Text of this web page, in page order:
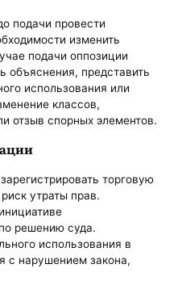
подачи провести
изменить
подачи оппозиции
объяснения, представить
использования или
классов,
отзыв спорных элементов.
торговую
утраты прав.
решению суда.
использования в
с нарушением закона,